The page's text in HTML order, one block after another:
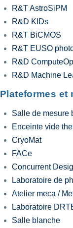
R&T AstroSiPM
R&D KIDs
R&T BiCMOS
R&T EUSO
R&D
R&D Machine
Plateformes et
Salle de mesure
Enceinte vide
CryoMat
FACe
Concurrent
Laboratoire de
Atelier meca /
Laboratoire
Salle blanche